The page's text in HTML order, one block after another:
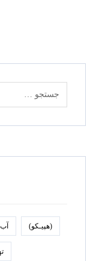
(هپیـکو) آب